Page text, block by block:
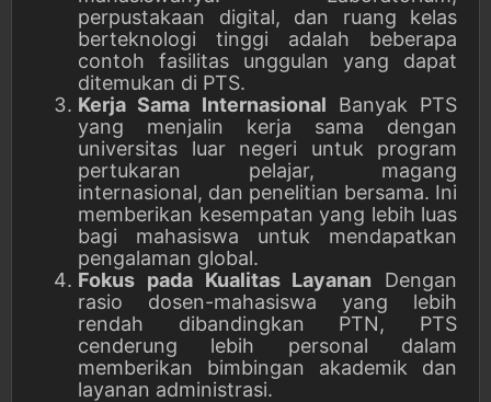
perpustakaan digital, dan ruang kelas
berteknologi tinggi adalah beberapa
contoh fasilitas unggulan yang dapat
ditemukan di PTS.
Kerja Sama Internasional Banyak PTS
yang menjalin kerja sama dengan
universitas luar negeri untuk program
pertukaran pelajar, magang
internasional, dan penelitian bersama. Ini
memberikan kesempatan yang lebih luas
bagi mahasiswa untuk mendapatkan
pengalaman global.
Fokus pada Kualitas Layanan Dengan
rasio dosen-mahasiswa yang lebih
rendah dibandingkan PTN, PTS
cenderung lebih personal dalam
memberikan bimbingan akademik dan
layanan administrasi.